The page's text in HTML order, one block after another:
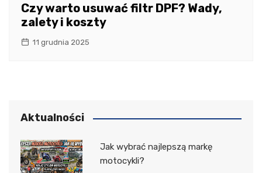
Czy warto usuwać filtr DPF? Wady,
zalety i koszty
11 grudnia 2025
Aktualności
Jak wybrać najlepszą markę
motocykli?